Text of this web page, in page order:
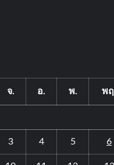
จ. อ. พ. พ
3 4 5 6